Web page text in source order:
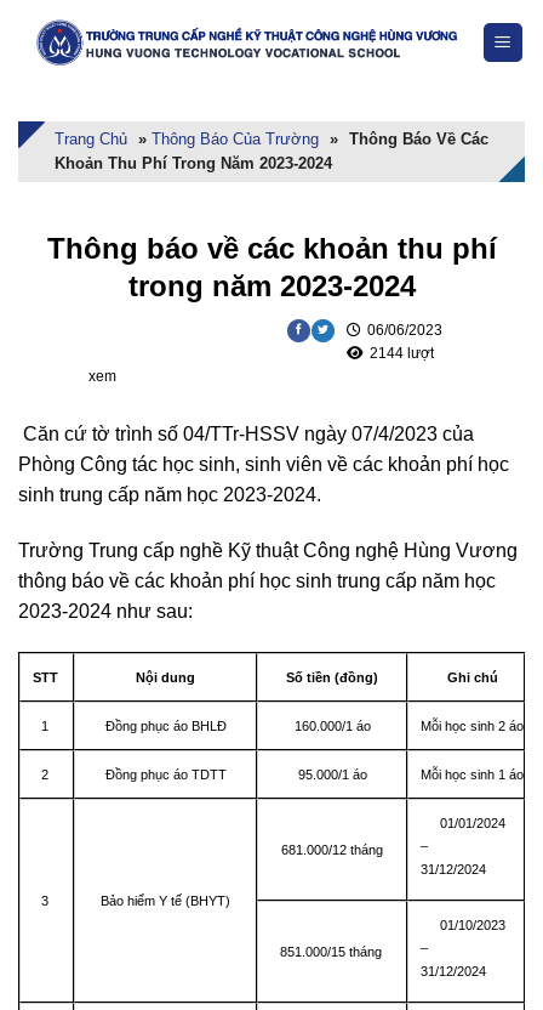
Trang Chủ » Thông Báo Của Trường » Thông Báo Về Các
Khoản Thu Phí Trong Năm 2023-2024
Thông báo về các khoản thu phí
trong năm 2023-2024
06/06/2023
2144 lượt
xem
Căn cứ tờ trình số 04/TTr-HSSV ngày 07/4/2023 của
Phòng Công tác học sinh, sinh viên về các khoản phí học
sinh trung cấp năm học 2023-2024.
Trường Trung cấp nghề Kỹ thuật Công nghệ Hùng Vương
thông báo về các khoản phí học sinh trung cấp năm học
2023-2024 như sau:
STT Nội dung Số tiền (đồng) Ghi chú
1 Đồng phục áo BHLĐ 160.000/1 áo Mỗi học sinh 2 áo
2 Đồng phục áo TDTT 95.000/1 áo Mỗi học sinh 1 áo
3 Bảo hiểm Y tế (BHYT)
681.000/12 tháng
01/01/2024
–
31/12/2024
851.000/15 tháng
01/10/2023
–
31/12/2024